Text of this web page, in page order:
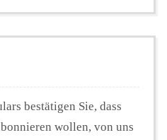
bestätigen Sie, dass
wollen, von uns